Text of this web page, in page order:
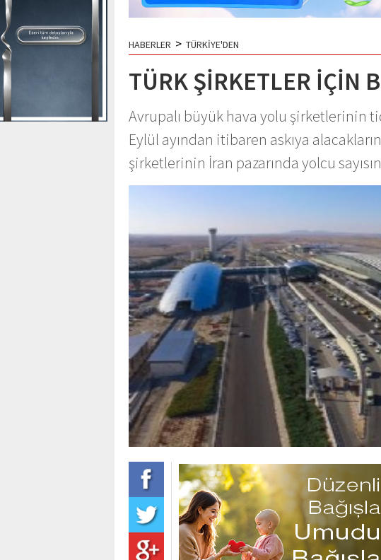
HABERLER > TÜRKİYE'DEN
TÜRK ŞİRKETLER İÇİN
Avrupalı büyük hava yolu şirketlerinin
Eylül ayından itibaren askıya
şirketlerinin İran pazarında yolcu